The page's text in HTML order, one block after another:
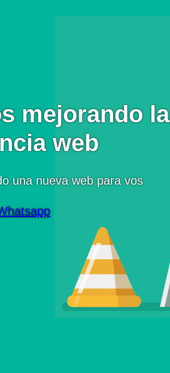
mejorando la
web
una nueva web para vos